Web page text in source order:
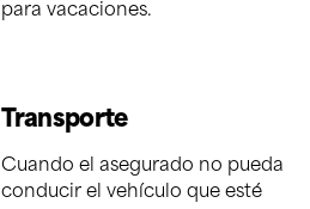
para vacaciones.
Transporte
Cuando el asegurado no pueda
conducir el vehículo que esté